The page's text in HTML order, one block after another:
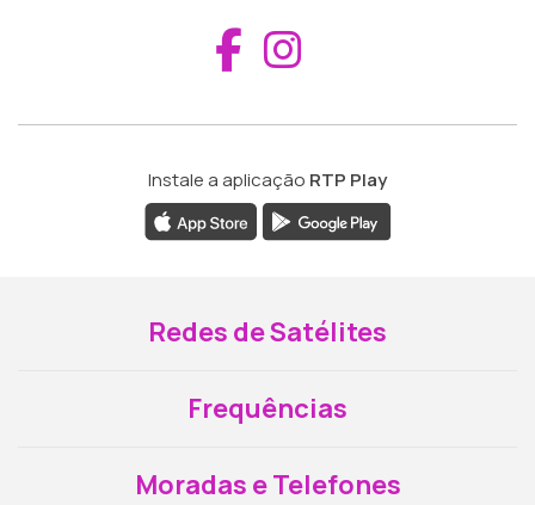
Aceder ao
Instale a aplicação RTP Play
Redes de Satélites
Frequências
Moradas e Telefones